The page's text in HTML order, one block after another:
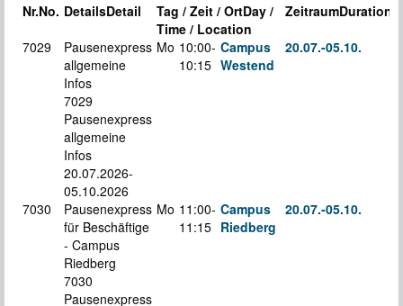
Nr.No. DetailsDetail Tag / Zeit / OrtDay /
Time / Location
ZeitraumDuration
7029
Pausenexpress
allgemeine
Infos
7029
Pausenexpress
allgemeine
Infos
20.07.2026-
05.10.2026
Mo 10:00-
10:15
Campus
Westend
20.07.-05.10.
7030
Pausenexpress
für Beschäftige
- Campus
Riedberg
7030
Pausenexpress
Mo 11:00-
11:15
Campus
Riedberg
20.07.-05.10.